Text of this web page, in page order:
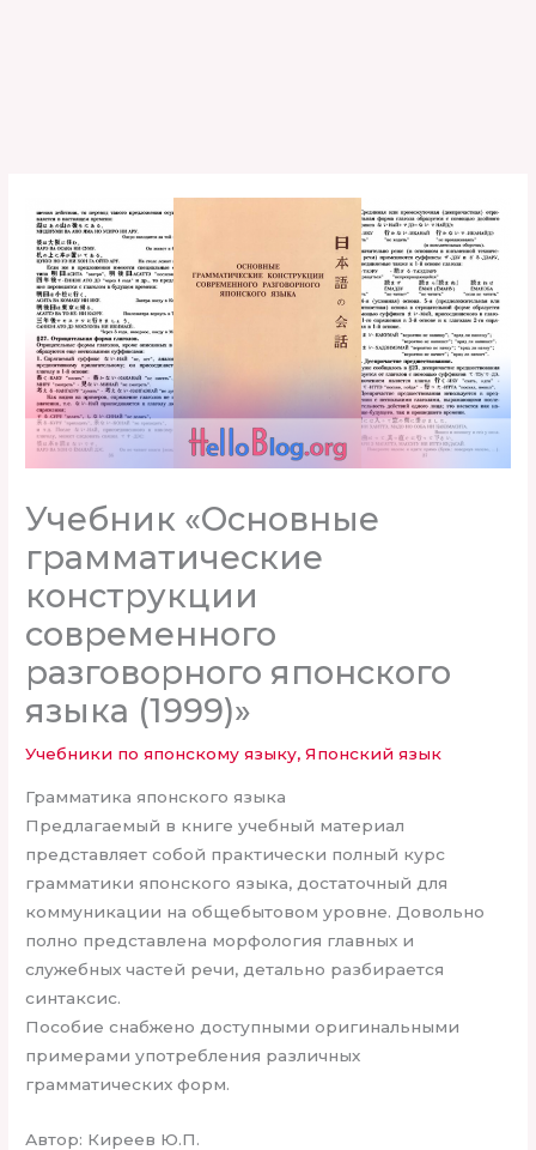
Учебник «Основные
грамматические
конструкции
современного
разговорного японского
языка (1999)»
Учебники по японскому языку,Японский язык
Грамматика японского языка
Предлагаемый в книге учебный материал
представляет собой практически полный курс
грамматики японского языка, достаточный для
коммуникации на общебытовом уровне. Довольно
полно представлена морфология главных и
служебных частей речи, детально разбирается
синтаксис.
Пособие снабжено доступными оригинальными
примерами употребления различных
грамматических форм.
Автор: Киреев Ю.П.